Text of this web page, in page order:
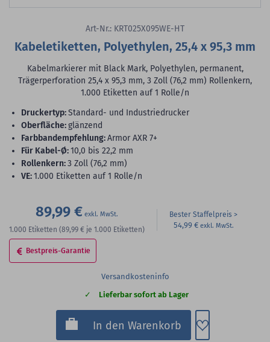
Art-Nr.: KRT025X095WE-HT
Kabeletiketten, Polyethylen, 25,4 x 95,3 mm
Kabelmarkierer mit Black Mark, Polyethylen, permanent,
Trägerperforation 25,4 x 95,3 mm, 3 Zoll (76,2 mm) Rollenkern,
1.000 Etiketten auf 1 Rolle/n
Druckertyp:Standard- und Industriedrucker
Oberfläche:glänzend
Farbbandempfehlung:Armor AXR 7+
für Kabel-Ø:10,0 bis 22,2 mm
Rollenkern:3 Zoll (76,2 mm)
VE:1.000 Etiketten auf 1 Rolle/n
89,99 €
1.000 Etiketten (89,99 € je 1.000 Etiketten)
Bester Staffelpreis
54,99 €
Bestpreis-Garantie
Versandkosteninfo
Lieferbar sofort ab Lager
In den Warenkorb Zum